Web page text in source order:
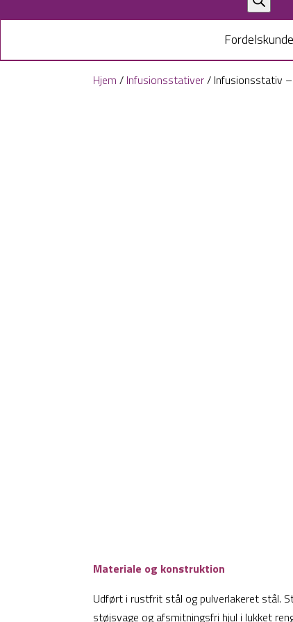
Fordelskunde
Hjem / Infusionsstativer/ Infusionsstativ
Materiale og konstruktion
Udført i rustfrit stål og pulverlakeret stål.
støjsvage og afsmitningsfri hjul i lukket